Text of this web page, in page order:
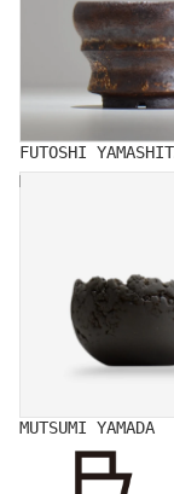
FUTOSHI
MUTSUMI YAMADA
MUTSUMI YAMADA